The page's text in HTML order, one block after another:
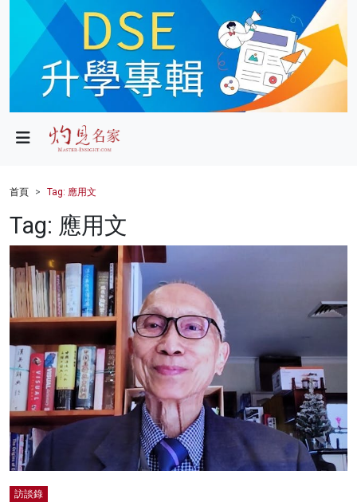
政局
財經
健康
商業
科技
影片
名家榜
灼見活動
關於我們
首頁 Tag: 應用文
Tag: 應用文
訪談錄